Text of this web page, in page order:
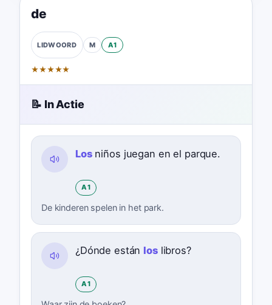
de
LIDWOORD M A1
★★★★★
📝 In Actie
Losniños juegan en el parque.
A1
De kinderen spelen in het park.
¿Dónde están loslibros?
A1